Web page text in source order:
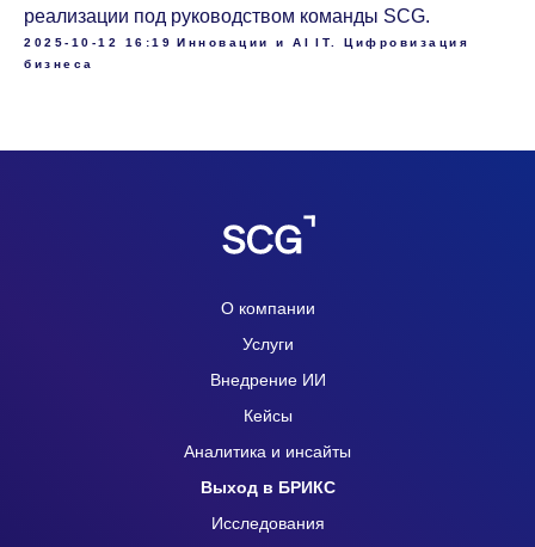
реализации под руководством команды SCG.
2025-10-12 16:19 Инновации и AI IT. Цифровизация
бизнеса
О компании
Услуги
Внедрение ИИ
Кейсы
Аналитика и инсайты
Выход в БРИКС
Исследования